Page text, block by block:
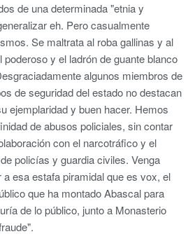
de una determinada "etnia y
eh. Pero casualmente
Se maltrata al roba gallinas y al
poderoso y el ladrón de guante blanco
algunos miembros de
de seguridad del estado no destacan
ejemplaridad y buen hacer. Hemos
de abusos policiales, sin contar
con el narcotráfico y el
policías y guardia civiles. Venga
esa estafa piramidal que es vox, el
que ha montado Abascal para
de lo público, junto a Monasterio